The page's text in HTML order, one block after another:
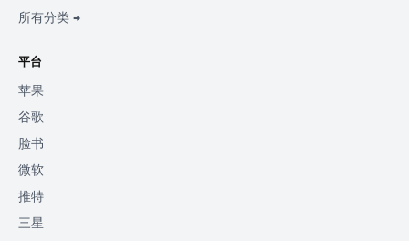
所有分类 →
平台
苹果
谷歌
脸书
微软
推特
三星